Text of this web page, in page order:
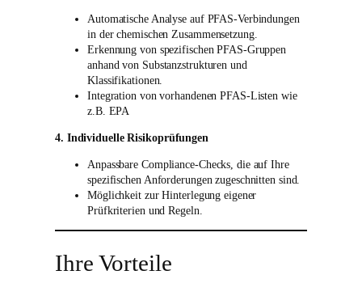
Automatische Analyse auf PFAS-Verbindungen
in der chemischen Zusammensetzung.
Erkennung von spezifischen PFAS-Gruppen
anhand von Substanzstrukturen und
Klassifikationen.
Integration von vorhandenen PFAS-Listen wie
z.B. EPA
4. Individuelle Risikoprüfungen
Anpassbare Compliance-Checks, die auf Ihre
spezifischen Anforderungen zugeschnitten sind.
Möglichkeit zur Hinterlegung eigener
Prüfkriterien und Regeln.
Ihre Vorteile